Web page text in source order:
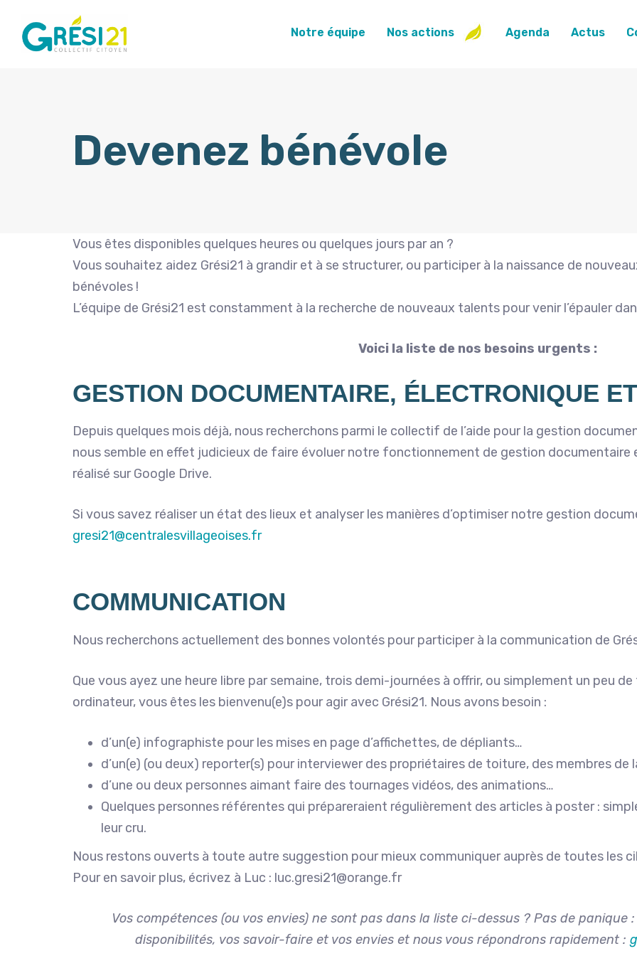
Notre équipe Nos actions Agenda Actus
Devenez bénévole
Vous êtes disponibles quelques heures ou quelques jours par an ?
Vous souhaitez aidez Grési21 à grandir et à se structurer, ou participer à la naissance de
bénévoles !
L’équipe de Grési21 est constamment à la recherche de nouveaux talents pour venir l’épauler
Voici la liste de nos besoins urgents :
GESTION DOCUMENTAIRE, ÉLECTRONIQUE
Depuis quelques mois déjà, nous recherchons parmi le collectif de l’aide pour la gestion
nous semble en effet judicieux de faire évoluer notre fonctionnement de gestion
réalisé sur Google Drive.
Si vous savez réaliser un état des lieux et analyser les manières d’optimiser notre gestion
gresi21@centralesvillageoises.fr
COMMUNICATION
Nous recherchons actuellement des bonnes volontés pour participer à la communication de
Que vous ayez une heure libre par semaine, trois demi-journées à offrir, ou simplement un peu
ordinateur, vous êtes les bienvenu(e)s pour agir avec Grési21. Nous avons besoin :
d’un(e) infographiste pour les mises en page d’affichettes, de dépliants…
d’un(e) (ou deux) reporter(s) pour interviewer des propriétaires de toiture, des membres de
d’une ou deux personnes aimant faire des tournages vidéos, des animations…
Quelques personnes référentes qui prépareraient régulièrement des articles à poster :
leur cru.
Nous restons ouverts à toute autre suggestion pour mieux communiquer auprès de toutes les
Pour en savoir plus, écrivez à Luc : luc.gresi21@orange.fr
Vos compétences (ou vos envies) ne sont pas dans la liste ci-dessus ? Pas de panique
disponibilités, vos savoir-faire et vos envies et nous vous répondrons rapidement :